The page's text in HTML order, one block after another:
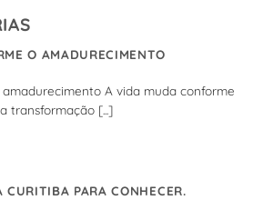
O AMADURECIMENTO
A vida muda conforme
transformação [...]
CURITIBA PARA CONHECER.